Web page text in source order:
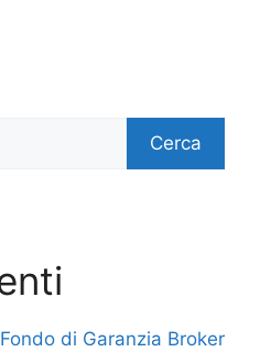
Cerca
di Garanzia Broker